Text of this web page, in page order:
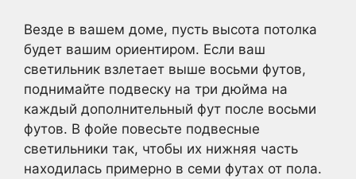
Везде в вашем доме, пусть высота потолка
будет вашим ориентиром. Если ваш
светильник взлетает выше восьми футов,
поднимайте подвеску на три дюйма на
каждый дополнительный фут после восьми
футов. В фойе повесьте подвесные
светильники так, чтобы их нижняя часть
находилась примерно в семи футах от пола.